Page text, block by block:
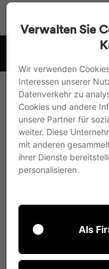
Accédez
au
Verwalten Sie
Wir verwenden
Interessen unserer
Datenverkehr zu
Cookies und andere
unsere Partner für
weiter. Diese
mit anderen
ihrer Dienste
personalisieren.
Als
nous expédions